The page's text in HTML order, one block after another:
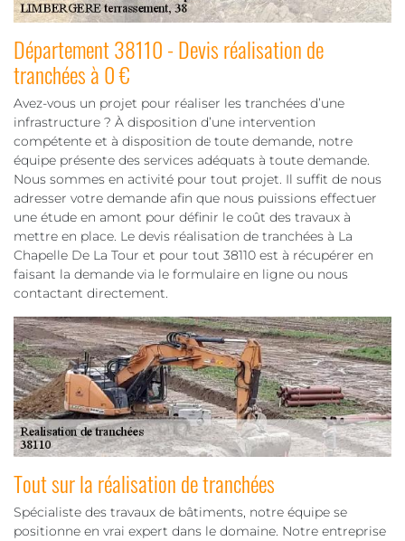
Département 38110 - Devis réalisation de
tranchées à 0 €
Avez-vous un projet pour réaliser les tranchées d’une
infrastructure ? À disposition d’une intervention
compétente et à disposition de toute demande, notre
équipe présente des services adéquats à toute demande.
Nous sommes en activité pour tout projet. Il suffit de nous
adresser votre demande afin que nous puissions effectuer
une étude en amont pour définir le coût des travaux à
mettre en place. Le devis réalisation de tranchées à La
Chapelle De La Tour et pour tout 38110 est à récupérer en
faisant la demande via le formulaire en ligne ou nous
contactant directement.
Tout sur la réalisation de tranchées
Spécialiste des travaux de bâtiments, notre équipe se
positionne en vrai expert dans le domaine. Notre entreprise